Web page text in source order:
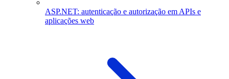
ASP.NET: autenticação e autorização em APIs e
aplicações web